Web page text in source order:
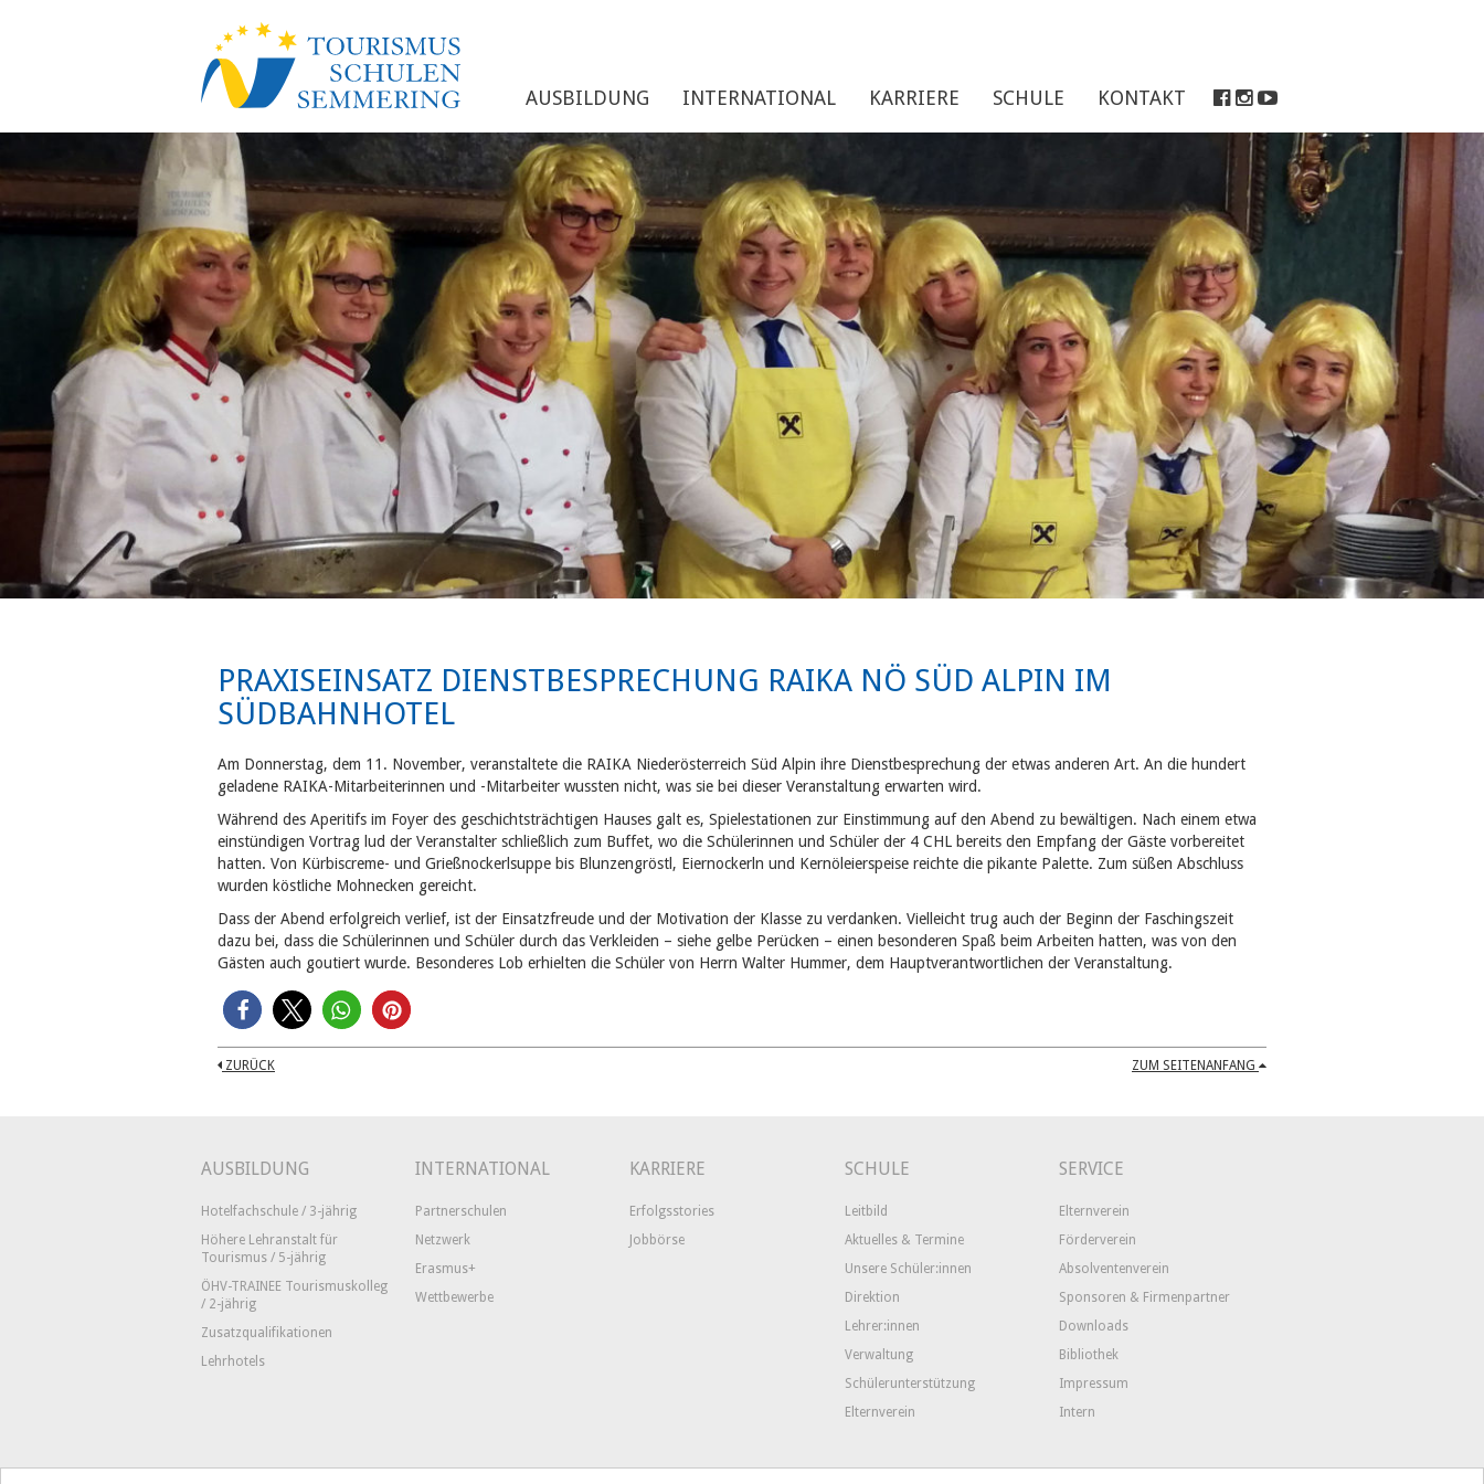
AUSBILDUNG INTERNATIONAL KARRIERE SCHULE KONTAKT
PRAXISEINSATZ DIENSTBESPRECHUNG RAIKA NÖ SÜD ALPIN IM
SÜDBAHNHOTEL
Am Donnerstag, dem 11. November, veranstaltete die RAIKA Niederösterreich Süd Alpin ihre Dienstbesprechung der etwas anderen Art. An die hundert
geladene RAIKA-Mitarbeiterinnen und -Mitarbeiter wussten nicht, was sie bei dieser Veranstaltung erwarten wird.
Während des Aperitifs im Foyer des geschichtsträchtigen Hauses galt es, Spielestationen zur Einstimmung auf den Abend zu bewältigen. Nach einem etwa
einstündigen Vortrag lud der Veranstalter schließlich zum Buffet, wo die Schülerinnen und Schüler der 4 CHL bereits den Empfang der Gäste vorbereitet
hatten. Von Kürbiscreme- und Grießnockerlsuppe bis Blunzengröstl, Eiernockerln und Kernöleierspeise reichte die pikante Palette. Zum süßen Abschluss
wurden köstliche Mohnecken gereicht.
Dass der Abend erfolgreich verlief, ist der Einsatzfreude und der Motivation der Klasse zu verdanken. Vielleicht trug auch der Beginn der Faschingszeit
dazu bei, dass die Schülerinnen und Schüler durch das Verkleiden – siehe gelbe Perücken – einen besonderen Spaß beim Arbeiten hatten, was von den
Gästen auch goutiert wurde. Besonderes Lob erhielten die Schüler von Herrn Walter Hummer, dem Hauptverantwortlichen der Veranstaltung.
ZURÜCK ZUM SEITENANFANG
AUSBILDUNG
Hotelfachschule / 3-jährig
Höhere Lehranstalt für
Tourismus / 5-jährig
ÖHV-TRAINEE Tourismuskolleg
/ 2-jährig
Zusatzqualifikationen
Lehrhotels
INTERNATIONAL
Partnerschulen
Netzwerk
Erasmus+
Wettbewerbe
KARRIERE
Erfolgsstories
Jobbörse
SCHULE
Leitbild
Aktuelles & Termine
Unsere Schüler:innen
Direktion
Lehrer:innen
Verwaltung
Schülerunterstützung
Elternverein
SERVICE
Elternverein
Förderverein
Absolventenverein
Sponsoren & Firmenpartner
Downloads
Bibliothek
Impressum
Intern